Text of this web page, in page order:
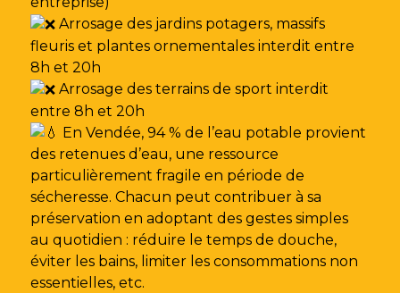
Arrosage des jardins potagers, massifs
fleuris et plantes ornementales interdit entre
8h et 20h
Arrosage des terrains de sport interdit
entre 8h et 20h
En Vendée, 94 % de l’eau potable provient
des retenues d’eau, une ressource
particulièrement fragile en période de
sécheresse. Chacun peut contribuer à sa
préservation en adoptant des gestes simples
au quotidien : réduire le temps de douche,
éviter les bains, limiter les consommations non
essentielles, etc.